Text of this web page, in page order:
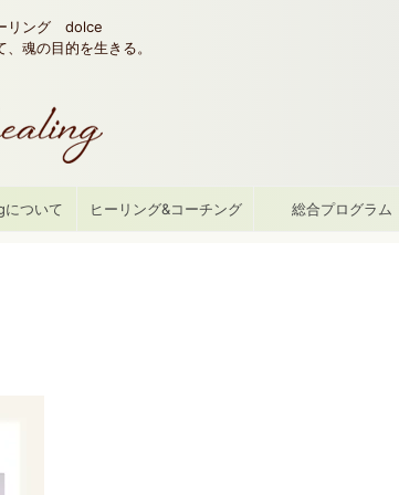
リング dolce
魂の目的を生きる。
ついて ヒーリング&コーチング 総合プログラム